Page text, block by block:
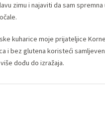
zimu i najaviti da sam
kuharice moje prijateljice
i bez glutena koristeći
dođu do izražaja.